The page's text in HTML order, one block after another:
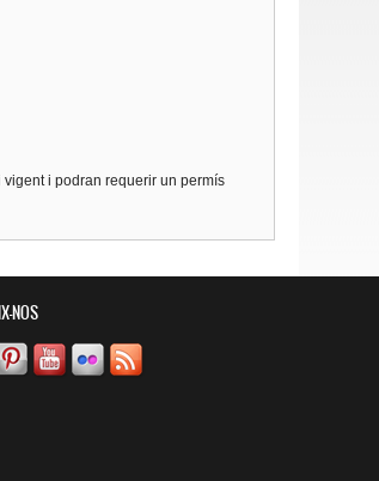
vigent i podran requerir un permís
NOS